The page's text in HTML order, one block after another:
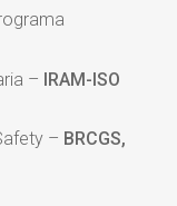
– IRAM-ISO
– BRCGS,